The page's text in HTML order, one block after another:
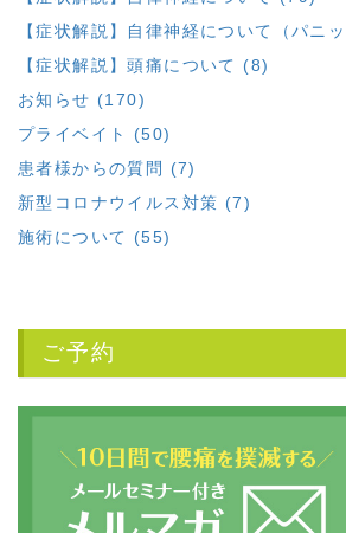
【症状解説】自律神経について（パニ
【症状解説】頭痛について (8)
お知らせ (170)
プライベイト (50)
患者様からの質問 (7)
新型コロナウイルス対策 (7)
施術について (55)
ご予約